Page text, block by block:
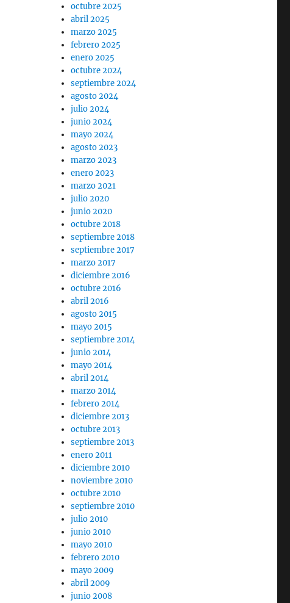
octubre 2025
abril 2025
marzo 2025
febrero 2025
enero 2025
octubre 2024
septiembre 2024
agosto 2024
julio 2024
junio 2024
mayo 2024
agosto 2023
marzo 2023
enero 2023
marzo 2021
julio 2020
junio 2020
octubre 2018
septiembre 2018
septiembre 2017
marzo 2017
diciembre 2016
octubre 2016
abril 2016
agosto 2015
mayo 2015
septiembre 2014
junio 2014
mayo 2014
abril 2014
marzo 2014
febrero 2014
diciembre 2013
octubre 2013
septiembre 2013
enero 2011
diciembre 2010
noviembre 2010
octubre 2010
septiembre 2010
julio 2010
junio 2010
mayo 2010
febrero 2010
mayo 2009
abril 2009
junio 2008